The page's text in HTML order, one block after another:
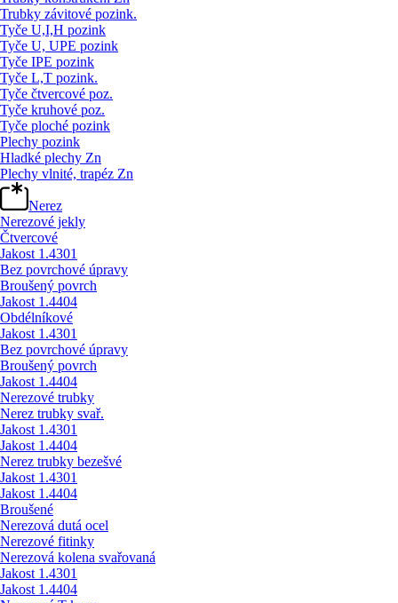
Trubky závitové pozink.
Tyče U,I,H pozink
Tyče U, UPE pozink
Tyče IPE pozink
Tyče L,T pozink.
Tyče čtvercové poz.
Tyče kruhové poz.
Tyče ploché pozink
Plechy pozink
Hladké plechy Zn
Plechy vlnité, trapéz Zn
Nerez
Nerezové jekly
Čtvercové
Jakost 1.4301
Bez povrchové úpravy
Broušený povrch
Jakost 1.4404
Obdélníkové
Jakost 1.4301
Bez povrchové úpravy
Broušený povrch
Jakost 1.4404
Nerezové trubky
Nerez trubky svař.
Jakost 1.4301
Jakost 1.4404
Nerez trubky bezešvé
Jakost 1.4301
Jakost 1.4404
Broušené
Nerezová dutá ocel
Nerezové fitinky
Nerezová kolena svařovaná
Jakost 1.4301
Jakost 1.4404